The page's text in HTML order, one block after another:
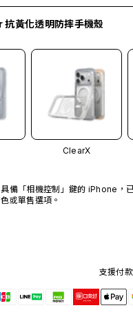
黃化透明防摔手機殼
ClearX
具備「相機控制」鍵的 iPhone，
色或單售選項。
支援付